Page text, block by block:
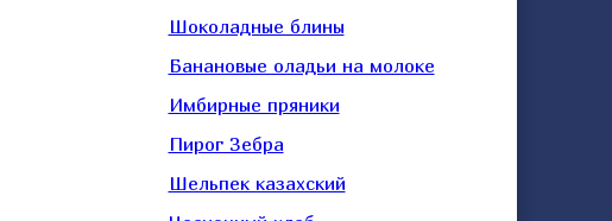
Шоколадные блины
Банановые оладьи на молоке
Имбирные пряники
Пирог Зебра
Шельпек казахский